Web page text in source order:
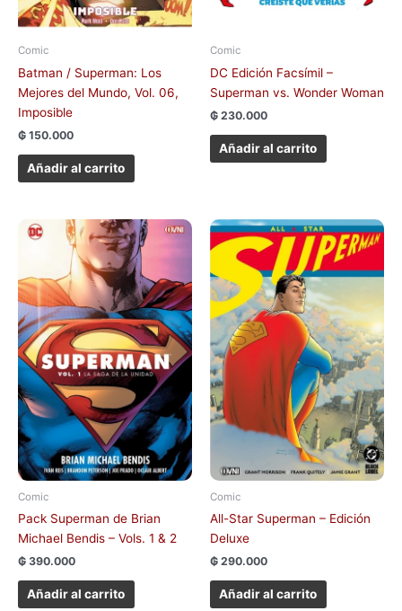
Comic
Batman / Superman: Los
Mejores del Mundo, Vol. 06,
Imposible
₲ 150.000
Añadir al carrito
Comic
DC Edición Facsímil –
Superman vs. Wonder Woman
₲ 230.000
Añadir al carrito
Comic
Pack Superman de Brian
Michael Bendis – Vols. 1 & 2
₲ 390.000
Añadir al carrito
Comic
All-Star Superman – Edición
Deluxe
₲ 290.000
Añadir al carrito